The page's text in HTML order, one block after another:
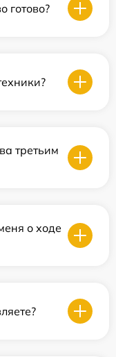
готово?
третьим
о ходе